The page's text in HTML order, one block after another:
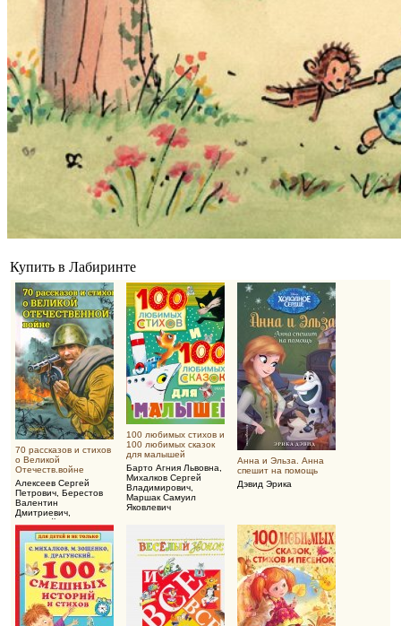
Купить в Лабиринте
70 рассказов и стихов
о Великой
Отечеств.войне
Алексеев Сергей
Петрович Берестов
Валентин
Дмитриевич
Воскобойников
Валерий Михайлович
100 любимых стихов и
100 любимых сказок
для малышей
Барто Агния Львовна
Михалков Сергей
Владимирович
Маршак Самуил
Яковлевич
Анна и Эльза. Анна
спешит на помощь
Дэвид Эрика